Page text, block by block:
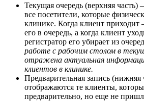
Текущая очередь (верхняя
все посетители, которые
клинике. Когда клиент приходит
его в очередь, а когда клиент
регистратор его убирает из
работе с рабочим столом в
отражена актуальная
клиентов в клинике.
Предварительная запись
отображаются те клиенты,
предварительно, но еще не